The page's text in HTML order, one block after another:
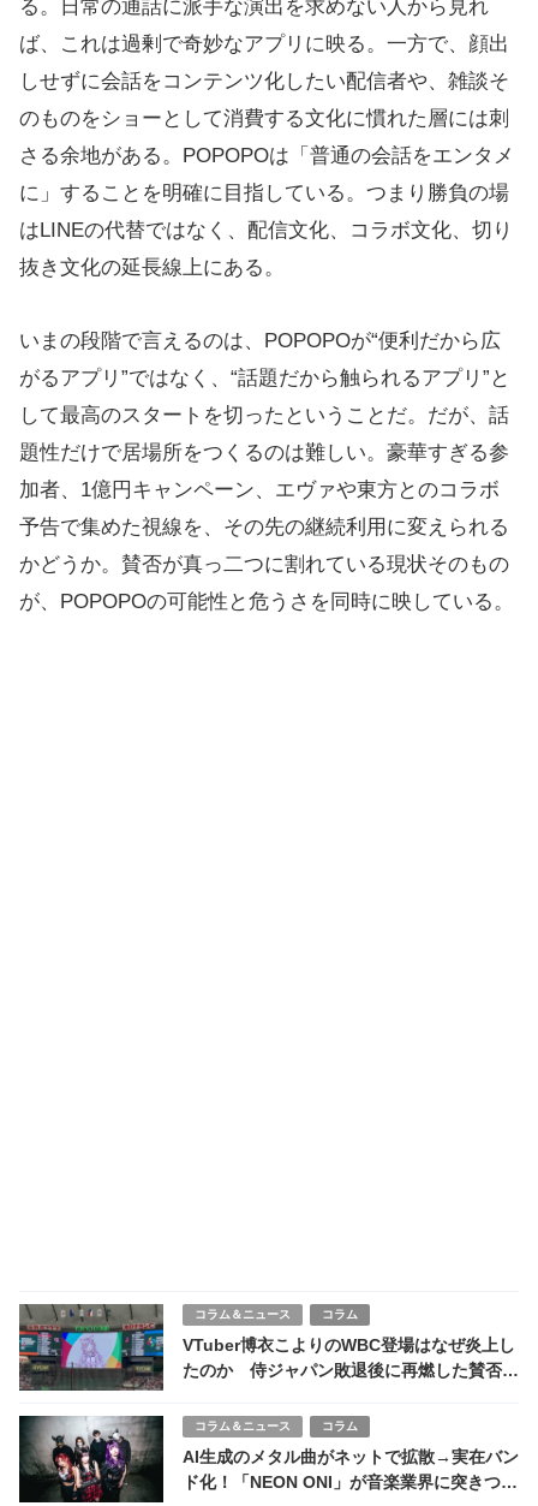
る。日常の通話に派手な演出を求めない人から見れ
ば、これは過剰で奇妙なアプリに映る。一方で、顔出
しせずに会話をコンテンツ化したい配信者や、雑談そ
のものをショーとして消費する文化に慣れた層には刺
さる余地がある。POPOPOは「普通の会話をエンタメ
に」することを明確に目指している。つまり勝負の場
はLINEの代替ではなく、配信文化、コラボ文化、切り
抜き文化の延長線上にある。
いまの段階で言えるのは、POPOPOが“便利だから広
がるアプリ”ではなく、“話題だから触られるアプリ”と
して最高のスタートを切ったということだ。だが、話
題性だけで居場所をつくるのは難しい。豪華すぎる参
加者、1億円キャンペーン、エヴァや東方とのコラボ
予告で集めた視線を、その先の継続利用に変えられる
かどうか。賛否が真っ二つに割れている現状そのもの
が、POPOPOの可能性と危うさを同時に映している。
コラム＆ニュース コラム
VTuber博衣こよりのWBC登場はなぜ炎上し
たのか 侍ジャパン敗退後に再燃した賛否の
コラム＆ニュース コラム
AI生成のメタル曲がネットで拡散→実在バン
ド化！「NEON ONI」が音楽業界に突きつけ